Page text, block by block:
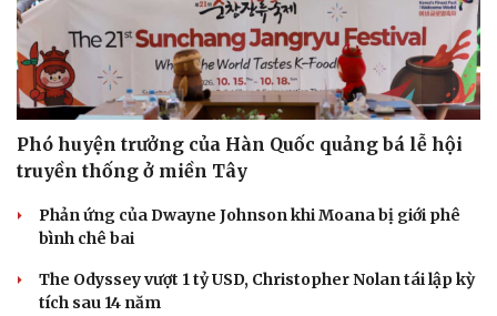
Phó huyện trưởng của Hàn Quốc quảng bá lễ hội
truyền thống ở miền Tây
Phản ứng của Dwayne Johnson khi Moana bị giới phê
bình chê bai
The Odyssey vượt 1 tỷ USD, Christopher Nolan tái lập kỳ
tích sau 14 năm